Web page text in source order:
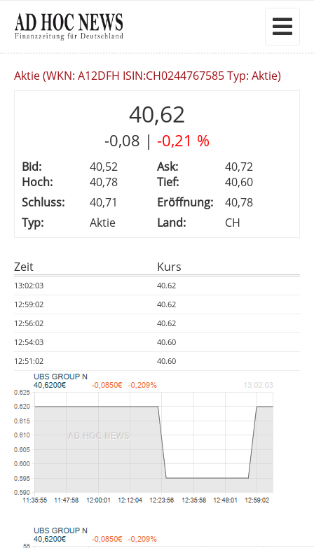
Aktie (WKN: A12DFH ISIN:CH0244767585 Typ: Aktie)
40,62
-0,08 | -0,21 %
Bid: 40,52 Ask:
40,72
Hoch:
40,78 Tief:
40,60
Schluss:
40,71 Eröffnung:
40,78
Typ:
Aktie Land: CH
Zeit Kurs
13:02:03
40.62
12:59:02
40.62
12:56:02
40.62
12:54:03
40.60
12:51:02
40.60